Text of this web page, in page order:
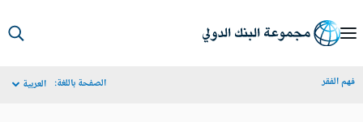
الفقر الصفحة باللغة: العربية